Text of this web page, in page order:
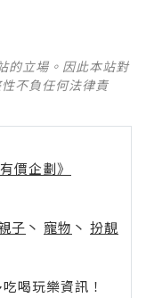
的立場。因此本站對
不負任何法律責
價企劃》
子 丶 寵物 丶 扮靚
喝玩樂資訊！